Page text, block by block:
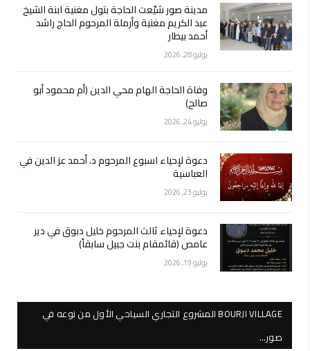
مدينة صور شيّعت الحاجة بتول مغنية ابنة الشيخ
عبد الكريم مغنية وأرملة المرحوم الحاج راشد
أحمد بيطار
يوليو 28, 2026
وفاة الحاجة الهام محي الدين (أم محمود أبو
صالح)
يوليو 24, 2026
دعوة لإحياء اسبوع المرحوم د. أحمد عز الدين في
العباسية
يوليو 23, 2026
دعوة لإحياء ثالث المرحوم خليل دبوق في دير
عامص (قائمقام بنت جبيل سابقاً)
يوليو 19, 2026
BOURJI VILLAGE المشروع التجاري السياحي الأول من نوعه في
صور…